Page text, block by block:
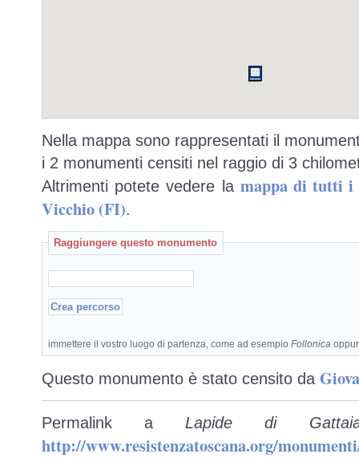
Nella mappa sono rappresentati il
i 2 monumenti censiti nel raggio di 3
Altrimenti potete vedere la mappa di tutti i
Vicchio (FI).
Raggiungere questo monumento
immettere il vostro luogo di partenza, come ad esempio Follonica
Questo monumento è stato censito da
Permalink a Lapide di
http://www.resistenzatoscana.org/